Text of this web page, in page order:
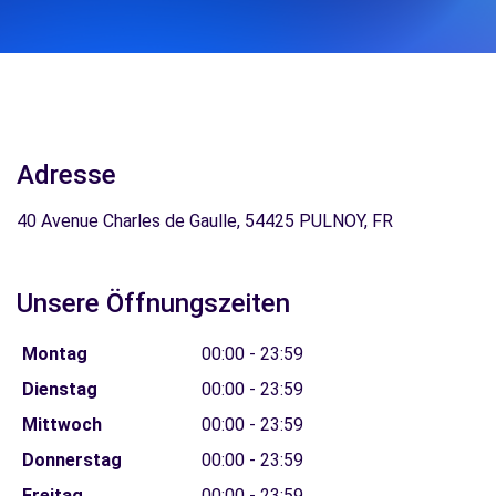
Adresse
40 Avenue Charles de Gaulle, 54425 PULNOY, FR
Unsere Öffnungszeiten
Montag
00:00 - 23:59
Dienstag
00:00 - 23:59
Mittwoch
00:00 - 23:59
Donnerstag
00:00 - 23:59